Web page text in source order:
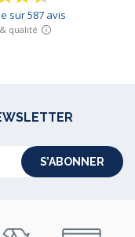
S’ABONNER